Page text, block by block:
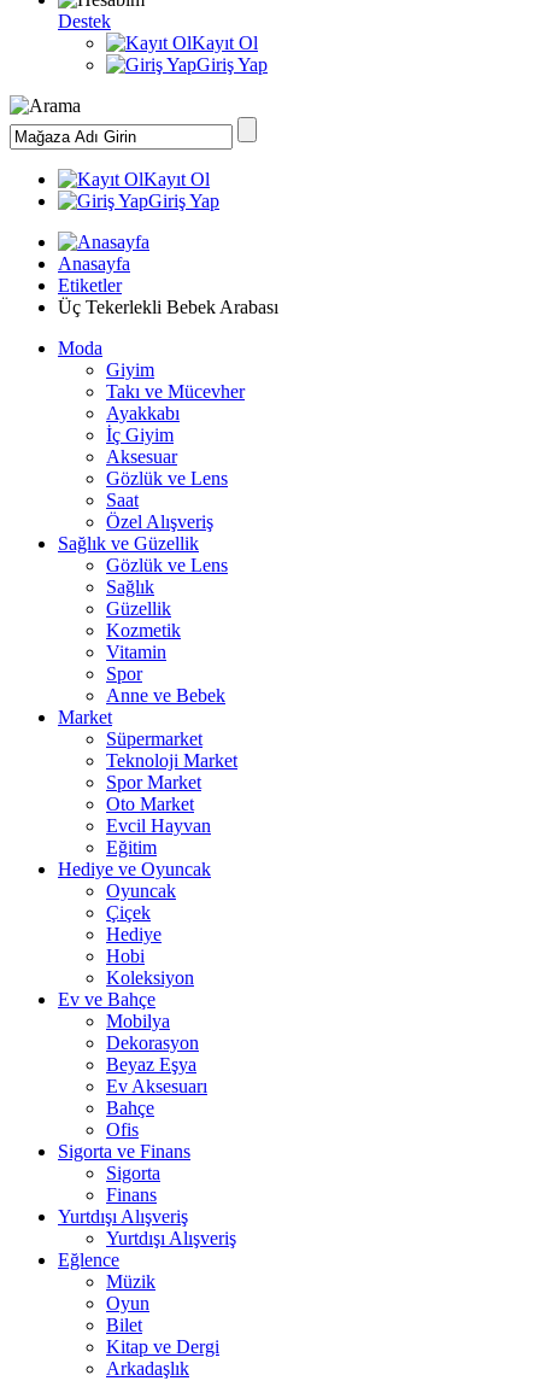
Destek
Kayıt Ol
Giriş Yap
Kayıt Ol
Giriş Yap
Anasayfa
Etiketler
Üç Tekerlekli Bebek Arabası
Moda
Giyim
Takı ve Mücevher
Ayakkabı
İç Giyim
Aksesuar
Gözlük ve Lens
Saat
Özel Alışveriş
Sağlık ve Güzellik
Gözlük ve Lens
Sağlık
Güzellik
Kozmetik
Vitamin
Spor
Anne ve Bebek
Market
Süpermarket
Teknoloji Market
Spor Market
Oto Market
Evcil Hayvan
Eğitim
Hediye ve Oyuncak
Oyuncak
Çiçek
Hediye
Hobi
Koleksiyon
Ev ve Bahçe
Mobilya
Dekorasyon
Beyaz Eşya
Ev Aksesuarı
Bahçe
Ofis
Sigorta ve Finans
Sigorta
Finans
Yurtdışı Alışveriş
Yurtdışı Alışveriş
Eğlence
Müzik
Oyun
Bilet
Kitap ve Dergi
Arkadaşlık